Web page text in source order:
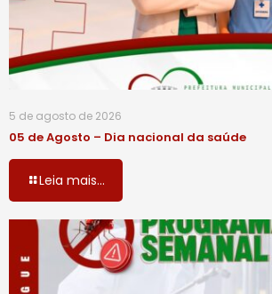
5 de agosto de 2026
05 de Agosto – Dia nacional da saúde
Leia mais...